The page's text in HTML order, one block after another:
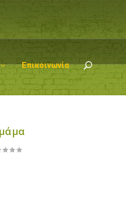
Επικοινωνία